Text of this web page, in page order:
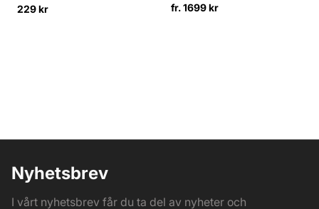
229 kr
fr. 1699 kr
Nyhetsbrev
I vårt nyhetsbrev får du ta del av nyheter och